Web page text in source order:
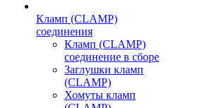
Кламп (CLAMP)
соединения
Кламп (CLAMP)
соединение в сборе
Заглушки кламп
(CLAMP)
Хомуты кламп